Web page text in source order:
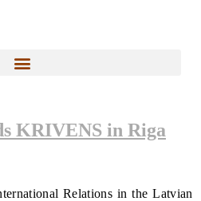
KRIVENS in Riga
Relations in the Latvian